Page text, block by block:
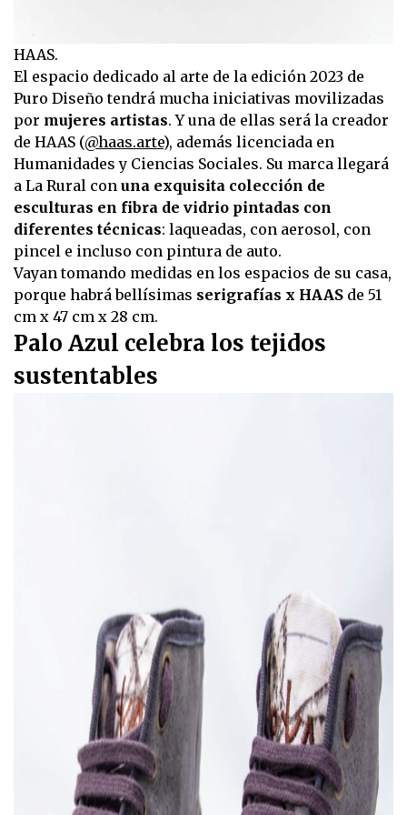
HAAS.
El espacio dedicado al arte de la edición 2023 de
Puro Diseño tendrá mucha iniciativas movilizadas
por mujeres artistas. Y una de ellas será la creador
de HAAS (@haas.arte), además licenciada en
Humanidades y Ciencias Sociales. Su marca llegará
a La Rural con una exquisita colección de
esculturas en fibra de vidrio pintadas con
diferentes técnicas: laqueadas, con aerosol, con
pincel e incluso con pintura de auto.
Vayan tomando medidas en los espacios de su casa,
porque habrá bellísimas serigrafías x HAAS de 51
cm x 47 cm x 28 cm.
Palo Azul celebra los tejidos
sustentables